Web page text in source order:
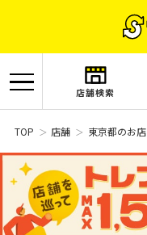
店舗検索
TOP 店舗 東京都のお店